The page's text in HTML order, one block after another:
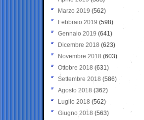
Marzo 2019 (562)
Febbraio 2019 (598)
Gennaio 2019 (641)
Dicembre 2018 (623)
Novembre 2018 (603)
Ottobre 2018 (631)
Settembre 2018 (586)
Agosto 2018 (362)
Luglio 2018 (562)
Giugno 2018 (563)